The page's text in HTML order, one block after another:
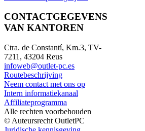
CONTACTGEGEVENS
VAN KANTOREN
Ctra. de Constantí, Km.3, TV-
7211, 43204 Reus
infoweb@outlet-pc.es
Routebeschrijving
Neem contact met ons op
Intern informatiekanaal
Affiliateprogramma
Alle rechten voorbehouden
© Auteursrecht OutletPC